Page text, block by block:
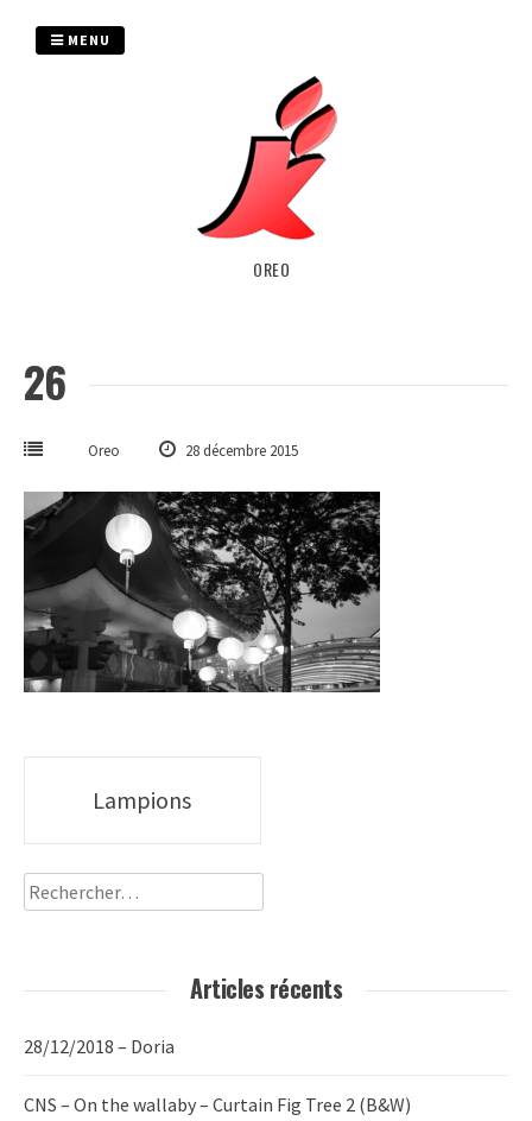
OREO
MENU
26
Oreo 28 décembre 2015
navigation
Lampions
Rechercher :
Articles récents
28/12/2018 – Doria
CNS – On the wallaby – Curtain Fig Tree 2 (B&W)